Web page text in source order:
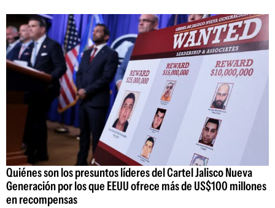
Quiénes son los presuntos líderes del Cartel Jalisco Nueva
Generación por los que EEUU ofrece más de US$100 millones
en recompensas